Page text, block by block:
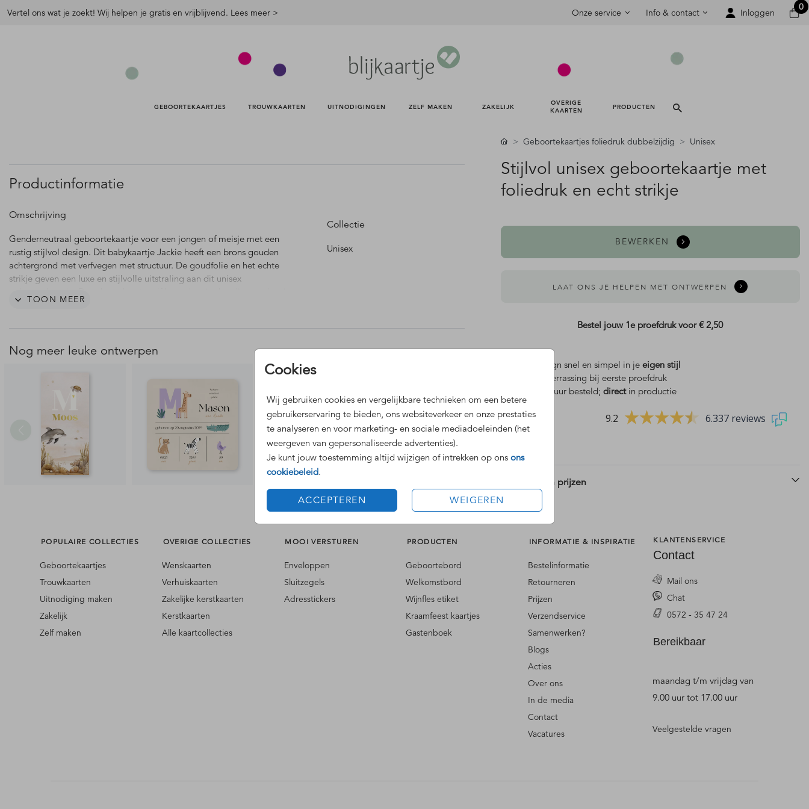
Vertel ons wat je zoekt! Wij helpen je gratis en vrijblijvend. Lees meer > Onze service Info & contact Inloggen
0
GEBOORTEKAARTJES TROUWKAARTEN UITNODIGINGEN ZELF MAKEN ZAKELIJK
OVERIGE
KAARTEN
PRODUCTEN
Cookies
Wij gebruiken cookies en vergelijkbare technieken om een betere
gebruikerservaring te bieden, ons websiteverkeer en onze prestaties
te analyseren en voor marketing- en sociale mediadoeleinden (het
weergeven van gepersonaliseerde advertenties).
Je kunt jouw toestemming altijd wijzigen of intrekken op ons ons
cookiebeleid.
ACCEPTEREN WEIGEREN
Productinformatie
Omschrijving
Genderneutraal geboortekaartje voor een jongen of meisje met een
rustig stijlvol design. Dit babykaartje Jackie heeft een brons gouden
achtergrond met verfvegen met structuur. De goudfolie en het echte
strikje geven een luxe en stijlvolle uitstraling aan dit unisex
de kleuren, lettertypes en teksten naar wens aanpassen.
die plek kun je straks zelf het échte strikje plakken. Ga direct naar:
strikjes
TOON MEER
Collectie
Unisex
Nog meer leuke ontwerpen
Geboortekaartjes foliedruk dubbelzijdig Unisex
Stijlvol unisex geboortekaartje met
foliedruk en echt strikje
BEWERKEN
LAAT ONS JE HELPEN MET ONTWERPEN
Bestel jouw 1e proefdruk voor€ 2,50
Dit design snel en simpel in je eigen stijl
verrassing bij eerste proefdruk
Voor 18 uur besteld; directin productie
9.2 6.337 reviews
Formaten en prijzen
POPULAIRE COLLECTIES
Geboortekaartjes
Trouwkaarten
Uitnodiging maken
Zakelijk
Zelf maken
OVERIGE COLLECTIES
Wenskaarten
Verhuiskaarten
Zakelijke kerstkaarten
Kerstkaarten
Alle kaartcollecties
MOOI VERSTUREN
Enveloppen
Sluitzegels
Adresstickers
PRODUCTEN
Geboortebord
Welkomstbord
Wijnfles etiket
Kraamfeest kaartjes
Gastenboek
INFORMATIE & INSPIRATIE
Bestelinformatie
Retourneren
Prijzen
Verzendservice
Samenwerken?
Blogs
Acties
Over ons
In de media
Contact
Vacatures
KLANTENSERVICE
Contact
Mail ons
Chat
0572 - 35 47 24
Bereikbaar
maandag t/m vrijdag van
9.00 uur tot 17.00 uur
Veelgestelde vragen